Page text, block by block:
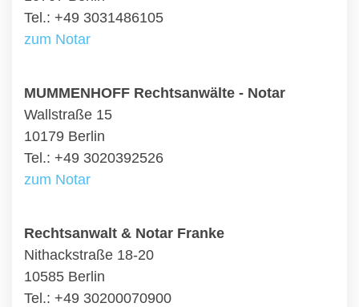
Tel.: +49 3031486105
zum Notar
MUMMENHOFF Rechtsanwälte - Notar
Wallstraße 15
10179 Berlin
Tel.: +49 3020392526
zum Notar
Rechtsanwalt & Notar Franke
Nithackstraße 18-20
10585 Berlin
Tel.: +49 30200070900